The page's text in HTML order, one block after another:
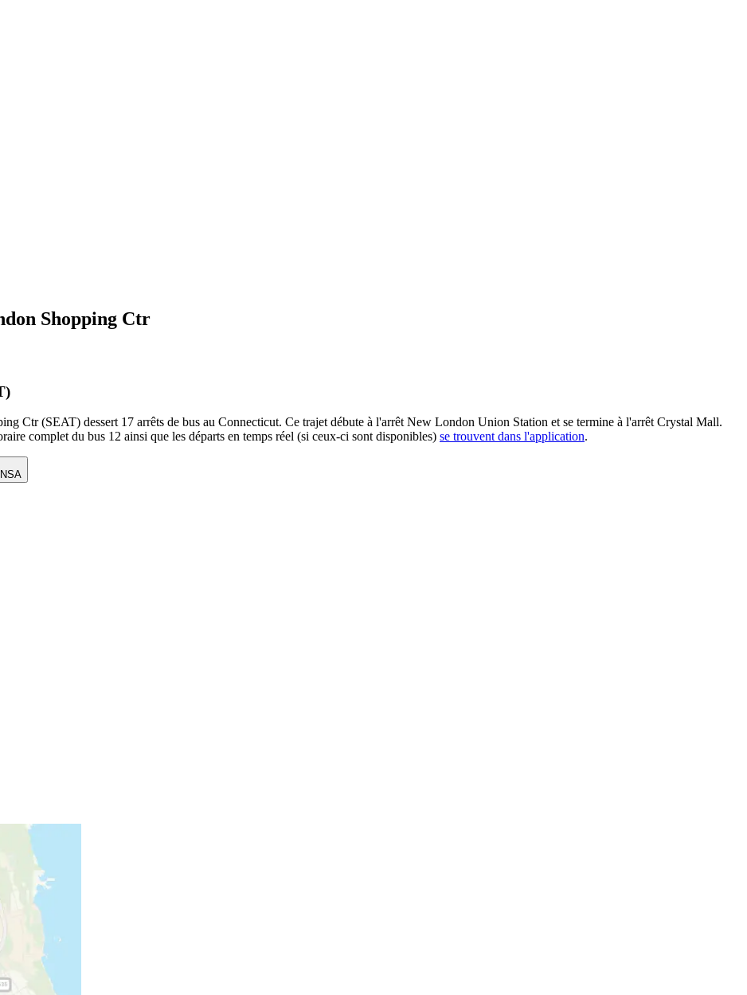
Shopping Ctr
Ctr (SEAT) dessert 17 arrêts de bus au Connecticut. Ce trajet débute à l'arrêt New London Union Station et se termine à l'arrêt Crystal Mall.
complet du bus 12 ainsi que les départs en temps réel (si ceux-ci sont disponibles) se trouvent dans l'application.